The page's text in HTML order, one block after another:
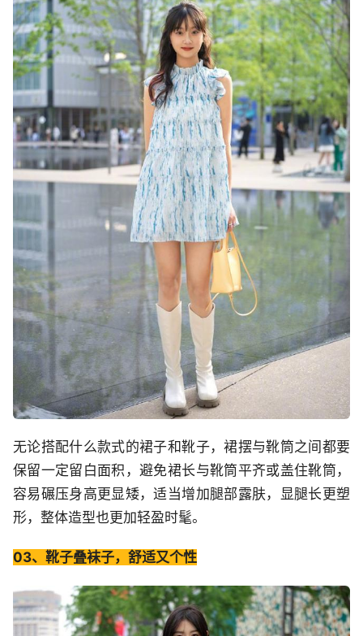
无论搭配什么款式的裙子和靴子，裙摆与靴筒之间都要
保留一定留白面积，避免裙长与靴筒平齐或盖住靴筒，
容易碾压身高更显矮，适当增加腿部露肤，显腿长更塑
形，整体造型也更加轻盈时髦。
03、靴子叠袜子，舒适又个性